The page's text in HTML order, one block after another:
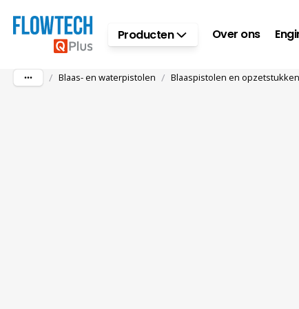
Ga naar hoofdinhoudProducten Over ons
/ Blaas- en waterpistolen / Blaaspistolen en opzetstukken